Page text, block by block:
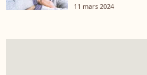
11 mars 2024